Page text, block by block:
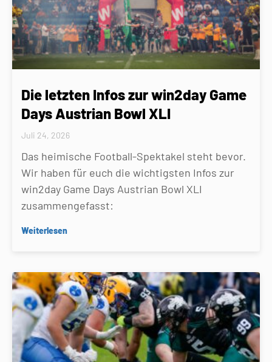
Die letzten Infos zur win2day Game
Days Austrian Bowl XLI
Juli 24, 2026
Das heimische Football-Spektakel steht bevor.
Wir haben für euch die wichtigsten Infos zur
win2day Game Days Austrian Bowl XLI
zusammengefasst:
Weiterlesen